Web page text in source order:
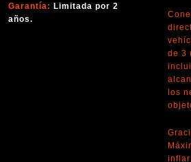
Garantía: Limitada por 2
años.
de 3
los
inflar